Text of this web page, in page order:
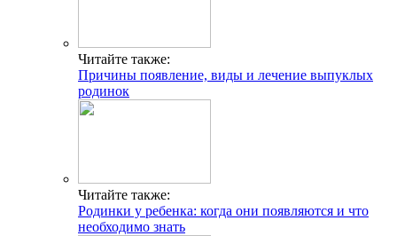
Читайте также:
Причины появление, виды и лечение выпуклых
родинок
Читайте также:
Родинки у ребенка: когда они появляются и что
необходимо знать